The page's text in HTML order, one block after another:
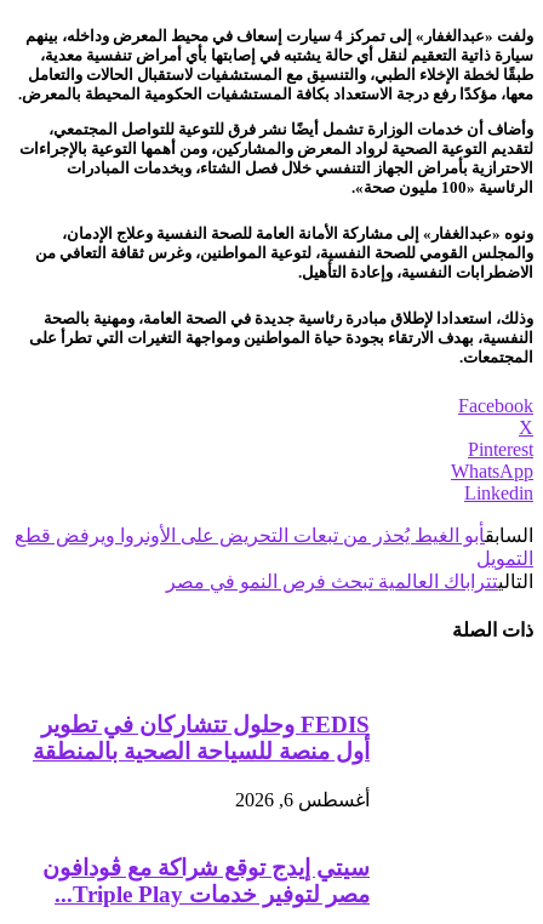
ولفت «عبدالغفار» إلى تمركز 4 سيارت إسعاف في محيط المعرض وداخله، بينهم
سيارة ذاتية التعقيم لنقل أي حالة يشتبه في إصابتها بأي أمراض تنفسية معدية،
طبقًا لخطة الإخلاء الطبي، والتنسيق مع المستشفيات لاستقبال الحالات والتعامل
معها، مؤكدًا رفع درجة الاستعداد بكافة المستشفيات الحكومية المحيطة بالمعرض.
وأضاف أن خدمات الوزارة تشمل أيضًا نشر فرق للتوعية للتواصل المجتمعي،
لتقديم التوعية الصحية لرواد المعرض والمشاركين، ومن أهمها التوعية بالإجراءات
الاحترازية بأمراض الجهاز التنفسي خلال فصل الشتاء، وبخدمات المبادرات
الرئاسية «100 مليون صحة».
ونوه «عبدالغفار» إلى مشاركة الأمانة العامة للصحة النفسية وعلاج الإدمان،
والمجلس القومي للصحة النفسية، لتوعية المواطنين، وغرس ثقافة التعافي من
الاضطرابات النفسية، وإعادة التأهيل.
وذلك، استعدادا لإطلاق مبادرة رئاسية جديدة في الصحة العامة، ومهنية بالصحة
النفسية، بهدف الارتقاء بجودة حياة المواطنين ومواجهة التغيرات التي تطرأ على
المجتمعات.
Facebook
X
Pinterest
WhatsApp
Linkedin
السابقأبو الغيط يُحذر من تبعات التحريض على الأونروا ويرفض قطع
التمويل
التاليتتراباك العالمية تبحث فرص النمو في مصر
ذات الصلة
FEDIS وحلول تتشاركان في تطوير
أول منصة للسياحة الصحية بالمنطقة
أغسطس 6, 2026
سيتي إيدج توقع شراكة مع ڤودافون
مصر لتوفير خدمات Triple Play...